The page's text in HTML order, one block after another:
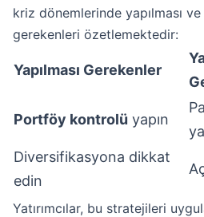
kriz dönemlerinde yapılması ve
gerekenleri özetlemektedir:
Yapılması Gerekenler
Portföy kontrolü yapın
Diversifikasyona dikkat
edin
Yatırımcılar, bu stratejileri